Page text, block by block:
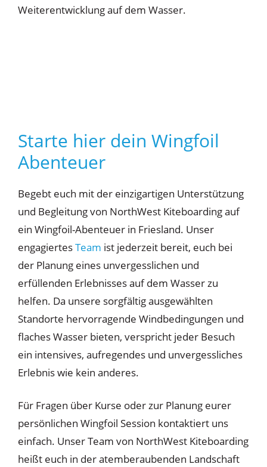
Weiterentwicklung auf dem Wasser.
Starte hier dein Wingfoil
Abenteuer
Begebt euch mit der einzigartigen Unterstützung
und Begleitung von NorthWest Kiteboarding auf
ein Wingfoil-Abenteuer in Friesland. Unser
engagiertesTeam ist jederzeit bereit, euch bei
der Planung eines unvergesslichen und
erfüllenden Erlebnisses auf dem Wasser zu
helfen. Da unsere sorgfältig ausgewählten
Standorte hervorragende Windbedingungen und
flaches Wasser bieten, verspricht jeder Besuch
ein intensives, aufregendes und unvergessliches
Erlebnis wie kein anderes.
Für Fragen über Kurse oder zur Planung eurer
persönlichen Wingfoil Session kontaktiert uns
einfach. Unser Team von NorthWest Kiteboarding
heißt euch in der atemberaubenden Landschaft